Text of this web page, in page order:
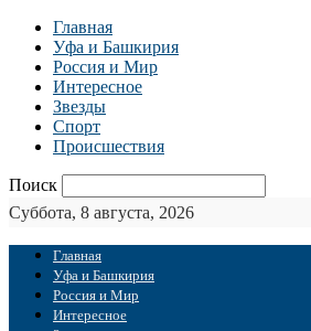
Главная
Уфа и Башкирия
Россия и Мир
Интересное
Звезды
Спорт
Происшествия
Поиск
Суббота, 8 августа, 2026
Главная
Уфа и Башкирия
Россия и Мир
Интересное